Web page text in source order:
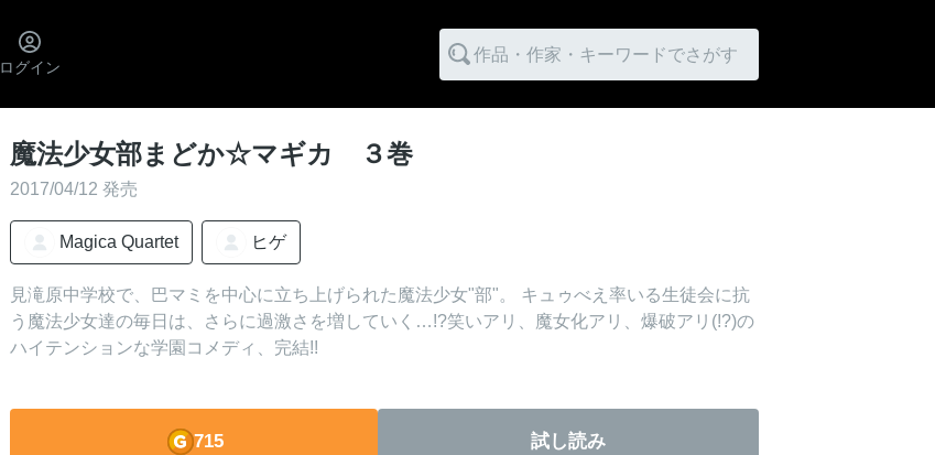
ログイン
作品・作家・キーワードでさがす
魔法少女部まどか☆マギカ ３巻
2017/04/12 発売
Magica Quartet ヒゲ
見滝原中学校で、巴マミを中心に立ち上げられた魔法少女"部"。 キュゥべえ率いる生徒会に抗
う魔法少女達の毎日は、さらに過激さを増していく…!?笑いアリ、魔女化アリ、爆破アリ(!?)の
ハイテンションな学園コメディ、完結!!
715 試し読み